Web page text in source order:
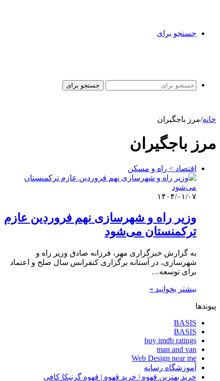
جستجو برای
جستجو برای
خانه/مرز باجگیران
مرز باجگیران
اقتصاد > راه و مسکن
۱۴۰۴/۰۱/۰۷
وزیر راه و شهرسازی نهم فروردین عازم
ترکمنستان می‌شود
به گزارش خبرگزاری مهر، فرزانه صادق وزیر راه و
شهرسازی، در آستانه برگزاری کنفرانس سال صلح و اعتماد
برای توسعه…
بیشتر بخوانید »
پیوندها
BASIS
BASIS
buy imdb ratings
man and van
Web Design near me
آموزشگاه رسانه
خرید بهترین قهوه | خرید قهوه | قهوه گرنیکا کافی